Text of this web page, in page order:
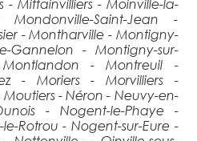
Mittainvilliers - Moinville-la-
Saint-Jean -
- Montharville - Montigny-
Gannelon - Montigny-sur-
- Montreuil -
- Moriers - Morvilliers -
- Néron - Neuvy-en-
- Nogent-le-Phaye -
Rotrou - Nogent-sur-Eure -